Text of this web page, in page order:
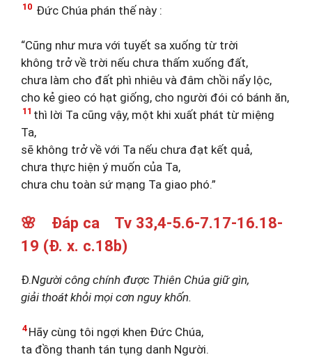
10 Đức Chúa phán thế này :
“Cũng như mưa với tuyết sa xuống từ trời
không trở về trời nếu chưa thấm xuống đất,
chưa làm cho đất phì nhiêu và đâm chồi nẩy lộc,
cho kẻ gieo có hạt giống, cho người đói có bánh ăn,
11 thì lời Ta cũng vậy, một khi xuất phát từ miệng
Ta,
sẽ không trở về với Ta nếu chưa đạt kết quả,
chưa thực hiện ý muốn của Ta,
chưa chu toàn sứ mạng Ta giao phó.”
🌸 Đáp ca Tv 33,4-5.6-7.17-16.18-
19 (Đ. x. c.18b)
Đ.Người công chính được Thiên Chúa giữ gìn,
giải thoát khỏi mọi cơn nguy khốn.
4 Hãy cùng tôi ngợi khen Đức Chúa,
ta đồng thanh tán tụng danh Người.